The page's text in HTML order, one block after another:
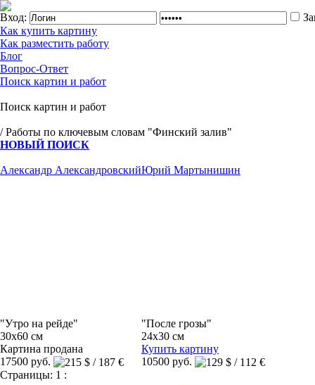
Вход:
Как купить картину
Как разместить работу
Блог
Вопрос-Ответ
Поиск картин и работ
Поиск картин и работ
/ Работы по ключевым словам "Финский залив"
НОВЫЙ ПОИСК
Александр Александровский
"Утро на рейде"
30x60 см
Картина продана
17500 руб.
Юрий Мартынишин
"После грозы"
24x30 см
Купить картину
10500 руб.
Страницы: 1 :